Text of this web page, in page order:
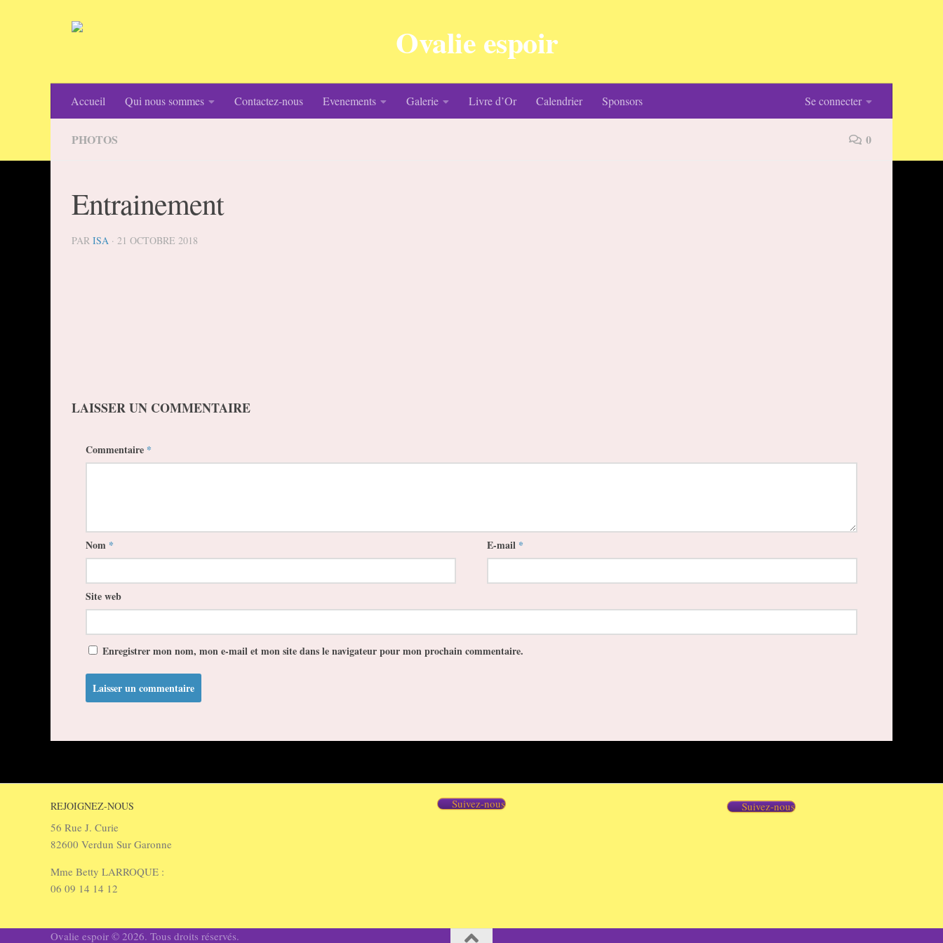
Skip to content
Accueil Qui nous sommes Contactez-nous Evenements Galerie Livre d’Or Calendrier Sponsors Se connecter
PHOTOS 0
Entrainement
PAR ISA · 21 OCTOBRE 2018
LAISSER UN COMMENTAIRE
Commentaire *
Nom * E-mail *
Site web
Enregistrer mon nom, mon e-mail et mon site dans le navigateur pour mon prochain commentaire.
REJOIGNEZ-NOUS
56 Rue J. Curie
82600 Verdun Sur Garonne
Mme Betty LARROQUE :
06 09 14 14 12
Suivez-nous Suivez-nous
Ovalie espoir © 2026. Tous droits réservés.